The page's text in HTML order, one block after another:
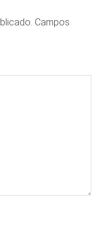
Campos